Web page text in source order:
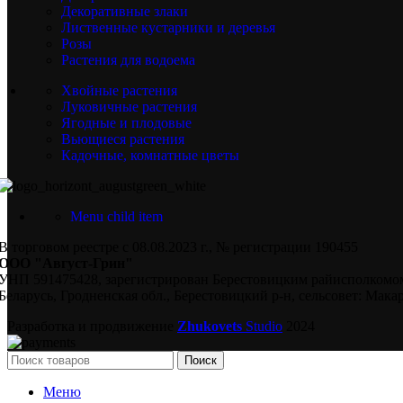
Декоративные злаки
Лиственные кустарники и деревья
Розы
Растения для водоема
Хвойные растения
Луковичные растения
Ягодные и плодовые
Вьющиеся растения
Кадочные, комнатные цветы
Menu child item
торговом реестре с 08.08.2023 г., № регистрации 190455
"Август-Грин"
591475428, зарегистрирован Берестовицким
Гродненская обл., Берестовицкий р-н, сельсовет:
Zhukovets Studio
Поиск
Меню